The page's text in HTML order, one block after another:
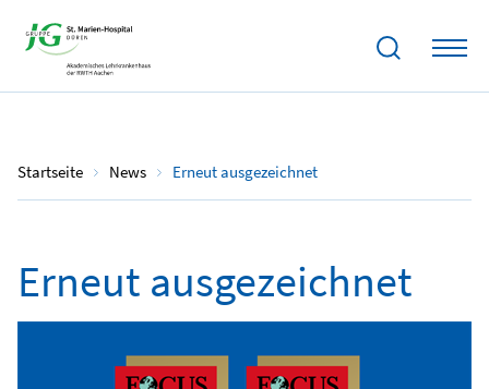
Startseite News Erneut ausgezeichnet
04.11.2023
Erneut ausgezeichnet